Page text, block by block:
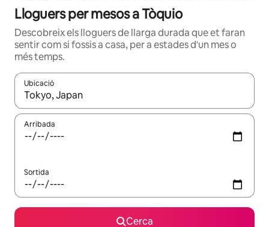
Lloguers per mesos a Tòquio
Descobreix els lloguers de llarga durada que et faran
sentir com si fossis a casa, per a estades d'un mes o
més temps.
Ubicació
Quan els resultats estiguin disponibles, podràs navegar-hi a
Arribada
Sortida
Cerca